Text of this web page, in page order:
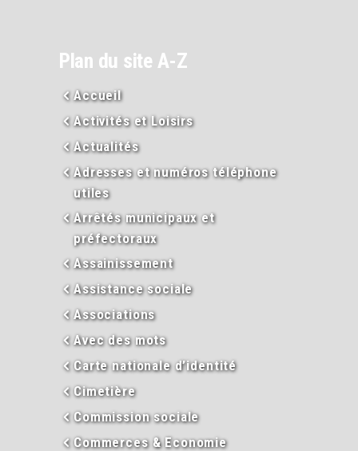
Plan du site A-Z
Accueil
Activités et Loisirs
Actualités
Adresses et numéros téléphone
utiles
Arrêtés municipaux et
préfectoraux
Assainissement
Assistance sociale
Associations
Avec des mots
Carte nationale d’identité
Cimetière
Commission sociale
Commerces & Economie